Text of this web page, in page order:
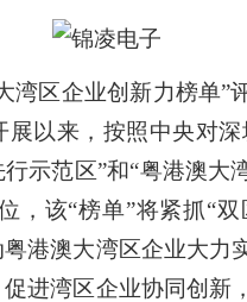
区企业创新力榜单”
展以来，按照中央对深
示范区”和“粤港澳大
，该“榜单”将紧抓“双
港澳大湾区企业大力
进湾区企业协同创新